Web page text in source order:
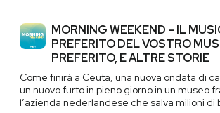
MORNING WEEKEND – IL
PREFERITO DEL VOSTRO
PREFERITO, E ALTRE STORIE
Come finirà a Ceuta, una nuova ondata di
un nuovo furto in pieno giorno in un museo
l’azienda nederlandese che salva milioni di